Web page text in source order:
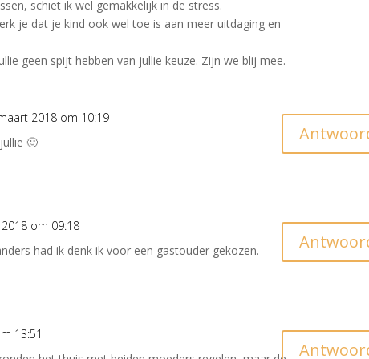
schiet ik wel gemakkelijk in de stress.
je dat je kind ook wel toe is aan meer uitdaging en
geen spijt hebben van jullie keuze. Zijn we blij mee.
2018 om 10:19
🙂
om 09:18
had ik denk ik voor een gastouder gekozen.
13:51